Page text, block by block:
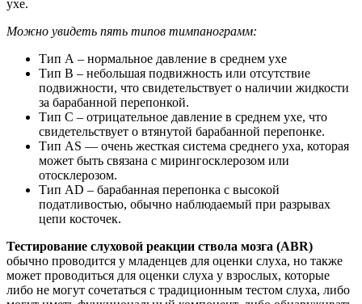
ухе.
Можно увидеть пять типов тимпанограмм:
Тип А – нормальное давление в среднем ухе
Тип B – небольшая подвижность или отсутствие
подвижности, что свидетельствует о наличии жидкости
за барабанной перепонкой.
Тип C – отрицательное давление в среднем ухе, что
свидетельствует о втянутой барабанной перепонке.
Тип AS — очень жесткая система среднего уха, которая
может быть связана с мирингосклерозом или
отосклерозом.
Тип AD – барабанная перепонка с высокой
податливостью, обычно наблюдаемый при разрывах
цепи косточек.
Тестирование слуховой реакции ствола мозга (ABR)
обычно проводится у младенцев для оценки слуха, но также
может проводиться для оценки слуха у взрослых, которые
либо не могут сочетаться с традиционным тестом слуха, либо